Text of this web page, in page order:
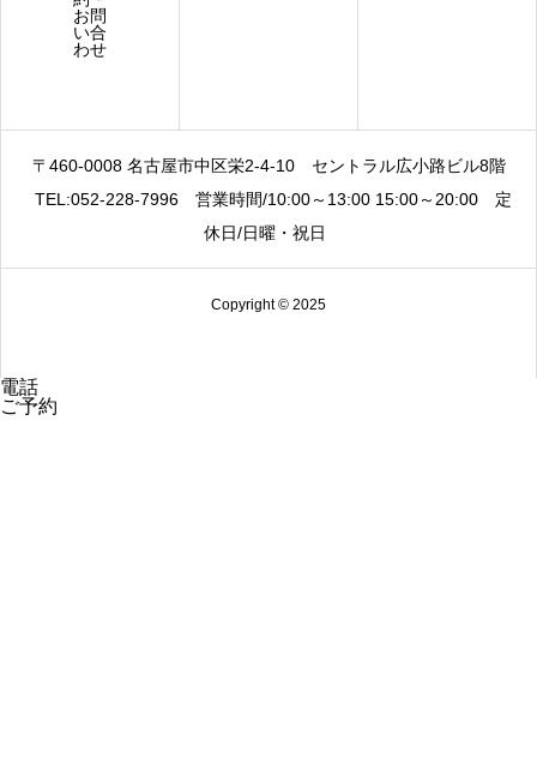
お問
い合
わせ
〒460-0008 名古屋市中区栄2-4-10
セントラル広小路ビル8階
TEL:052-228-7996
営業時間/10:00～13:00 15:00～20:00
定
休日/日曜・祝日
Copyright © 2025
電話
ご予約